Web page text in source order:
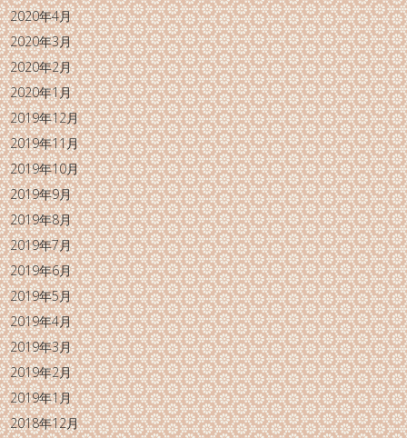
2020年4月
2020年3月
2020年2月
2020年1月
2019年12月
2019年11月
2019年10月
2019年9月
2019年8月
2019年7月
2019年6月
2019年5月
2019年4月
2019年3月
2019年2月
2019年1月
2018年12月